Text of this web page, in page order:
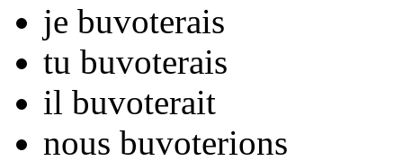
je buvoterais
tu buvoterais
il buvoterait
nous buvoterions